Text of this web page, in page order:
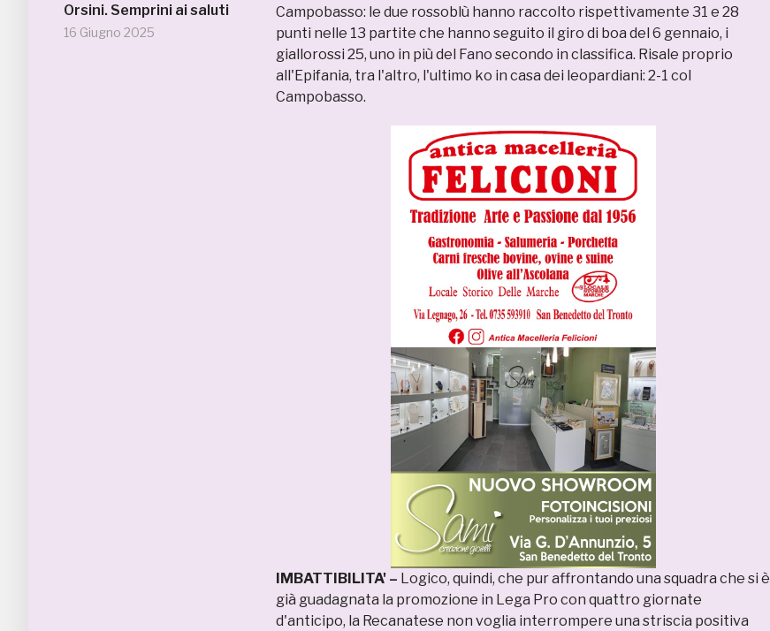
Orsini. Semprini ai saluti
16 Giugno 2025
Campobasso: le due rossoblù hanno raccolto rispettivamente 31 e 28
punti nelle 13 partite che hanno seguito il giro di boa del 6 gennaio, i
giallorossi 25, uno in più del Fano secondo in classifica. Risale proprio
all'Epifania, tra l'altro, l'ultimo ko in casa dei leopardiani: 2-1 col
Campobasso.
IMBATTIBILITA' – Logico, quindi, che pur affrontando una squadra che si è
già guadagnata la promozione in Lega Pro con quattro giornate
d'anticipo, la Recanatese non voglia interrompere una striscia positiva